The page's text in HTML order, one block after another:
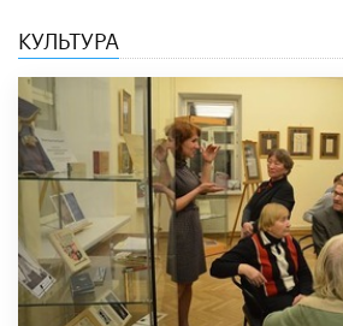
КУЛЬТУРА